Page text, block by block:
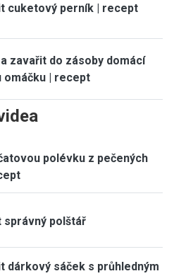
cuketový perník | recept
zavařit do zásoby domácí
omáčku | recept
polévku z pečených
správný polštář
dárkový sáček s průhledným